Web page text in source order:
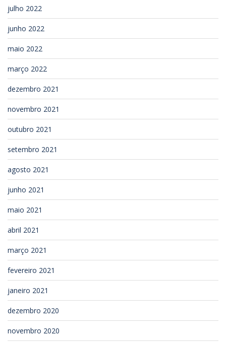
julho 2022
junho 2022
maio 2022
março 2022
dezembro 2021
novembro 2021
outubro 2021
setembro 2021
agosto 2021
junho 2021
maio 2021
abril 2021
março 2021
fevereiro 2021
janeiro 2021
dezembro 2020
novembro 2020